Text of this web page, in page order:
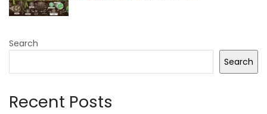
Search
Search
Recent Posts